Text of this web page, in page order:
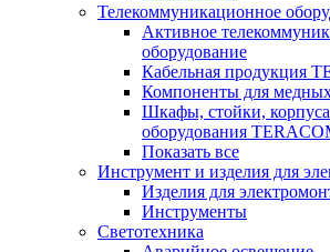
Телекоммуникационное
Активное
оборудование
Кабельная продукция
Компоненты для
Шкафы, стойки,
оборудования
Показать все
Инструмент и изделия для
Изделия для
Инструменты
Светотехника